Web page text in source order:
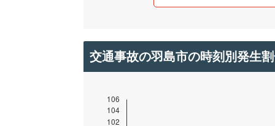
交通事故の羽島市の時刻別発生